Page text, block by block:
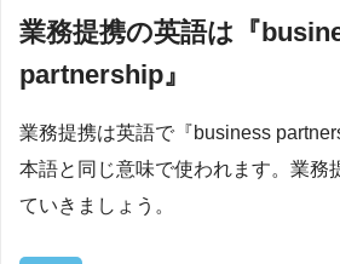
業務提携の英語は『
partnership』
業務提携は英語で『business
本語と同じ意味で使われます。業務
ていきましょう。